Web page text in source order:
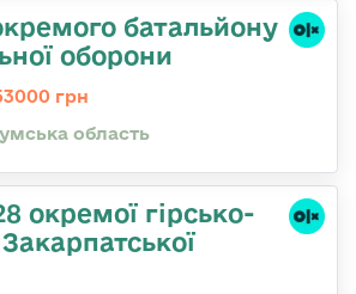
батальйону
оборони
грн
область
окремої гірсько-